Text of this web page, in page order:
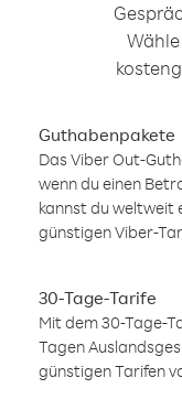
Guthabenpakete
Das Viber Out-
wenn du einen
kannst du weltweit
günstigen Viber-
30-Tage-Tarife
Mit dem 30-Tage-
Tagen
günstigen Tarifen